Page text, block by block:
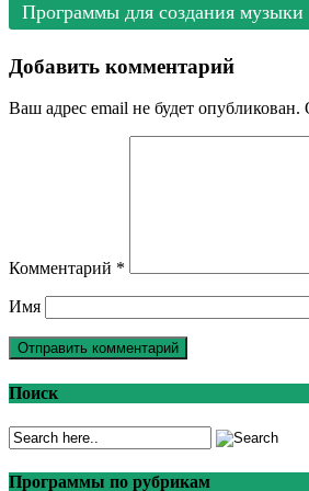
Программы для создания музыки
Добавить комментарий
Ваш адрес email не будет опубликован.
Комментарий *
Имя
Поиск
Программы по рубрикам